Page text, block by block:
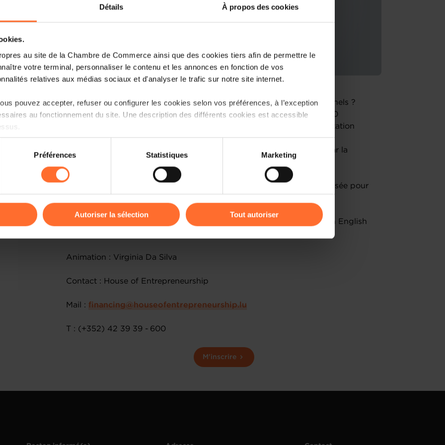
Détails À propos des cookies
au site de la Chambre de Commerce ainsi que des cookies tiers afin de permettre le
votre terminal, personnaliser le contenu et les annonces en fonction de vos
relatives aux médias sociaux et d'analyser le trafic sur notre site internet.
pouvez accepter, refuser ou configurer les cookies selon vos préférences, à l’exception
au fonctionnement du site. Une description des différents cookies est accessible
sur le site et certaines fonctionnalités (ex : lecture de vidéos, partage sur les réseaux
de lecture vidéo, personnalisation de l’affichage du site) peuvent être affectées en
ou des cookies non nécessaires.
Préférences Statistiques Marketing
Autoriser la sélection Tout autoriser
Vous êtes entrepreneur et cherchez à financer vos projets professionnels ?
Découvrez les informations-clé sur l’accès au financement à travers 10
questions-réponses essentielles. Ce workshop vous offre une présentation
sommaire et des astuces pratiques pour naviguer dans le monde du
financement, y compris les solutions de cautionnement proposées par la
À la fin du workshop, une session de questions-réponses sera organisée pour
Langue : français avec sous-titre en anglais / Language : French with English
Animation : Virginia Da Silva
Contact : House of Entrepreneurship
Mail : financing@houseofentrepreneurship.lu
T : (+352) 42 39 39 - 600
M'inscrire